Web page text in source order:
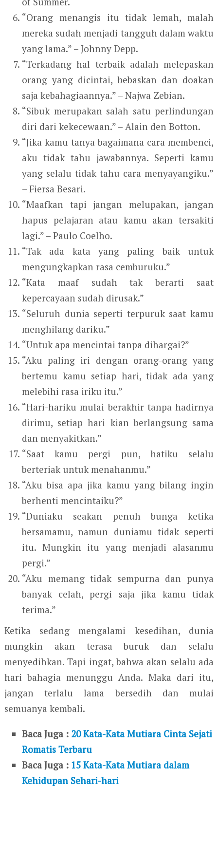
“Orang menangis itu tidak lemah, malah
mereka sudah menjadi tangguh dalam waktu
yang lama.” – Johnny Depp.
“Terkadang hal terbaik adalah melepaskan
orang yang dicintai, bebaskan dan doakan
saja kebahagiaannya.” – Najwa Zebian.
“Sibuk merupakan salah satu perlindungan
diri dari kekecewaan.” – Alain den Botton.
“Jika kamu tanya bagaimana cara membenci,
aku tidak tahu jawabannya. Seperti kamu
yang selalu tidak tahu cara menyayangiku.”
– Fiersa Besari.
“Maafkan tapi jangan melupakan, jangan
hapus pelajaran atau kamu akan tersakiti
lagi.” – Paulo Coelho.
“Tak ada kata yang paling baik untuk
mengungkapkan rasa cemburuku.”
“Kata maaf sudah tak berarti saat
kepercayaan sudah dirusak.”
“Seluruh dunia seperti terpuruk saat kamu
menghilang dariku.”
“Untuk apa mencintai tanpa dihargai?”
“Aku paling iri dengan orang-orang yang
bertemu kamu setiap hari, tidak ada yang
melebihi rasa iriku itu.”
“Hari-hariku mulai berakhir tanpa hadirnya
dirimu, setiap hari kian berlangsung sama
dan menyakitkan.”
“Saat kamu pergi pun, hatiku selalu
berteriak untuk menahanmu.”
“Aku bisa apa jika kamu yang bilang ingin
berhenti mencintaiku?”
“Duniaku seakan penuh bunga ketika
bersamamu, namun duniamu tidak seperti
itu. Mungkin itu yang menjadi alasanmu
pergi.”
“Aku memang tidak sempurna dan punya
banyak celah, pergi saja jika kamu tidak
terima.”
Ketika sedang mengalami kesedihan, dunia
mungkin akan terasa buruk dan selalu
menyedihkan. Tapi ingat, bahwa akan selalu ada
hari bahagia menunggu Anda. Maka dari itu,
jangan terlalu lama bersedih dan mulai
semuanya kembali.
Baca Juga : 20 Kata-Kata Mutiara Cinta Sejati
Romatis Terbaru
Baca Juga : 15 Kata-Kata Mutiara dalam
Kehidupan Sehari-hari